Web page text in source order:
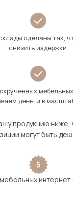
сделаны так,
снизить издержки.
деньги в
продукцию ниже,
могут быть
5